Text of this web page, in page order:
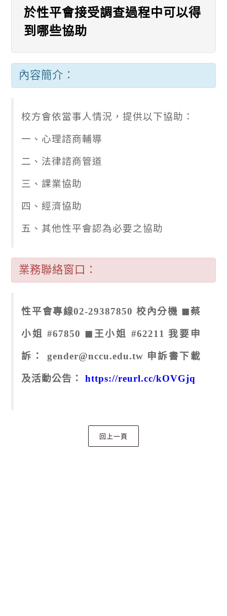
於性平會接受調查過程中可以得
到哪些協助
內容簡介：
校方會依當事人情況，提供以下協助：
一、心理諮商輔導
二、法律諮商管道
三、課業協助
四、經濟協助
五、其他性平會認為必要之協助
業務聯絡窗口：
性平會專線02-29387850 校內分機 ◼蔡
小姐 #67850 ◼王小姐 #62211 我要申
訴： gender@nccu.edu.tw 申訴書下載
及活動公告：https://reurl.cc/kOVGjq